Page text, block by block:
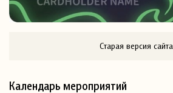
Старая версия сайта
Календарь мероприятий